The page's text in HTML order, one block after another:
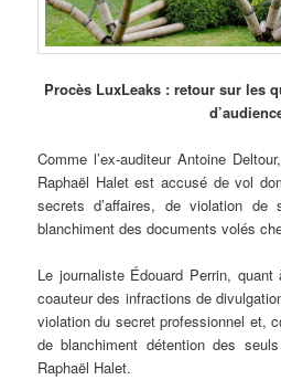
Procès LuxLeaks : retour sur les
Comme l’ex-auditeur Antoine
Raphaël Halet est accusé de vol
secrets d’affaires, de violation de
blanchiment des documents volés
Le journaliste Édouard Perrin,
coauteur des infractions de
violation du secret professionnel et,
de blanchiment détention des
Raphaël Halet.